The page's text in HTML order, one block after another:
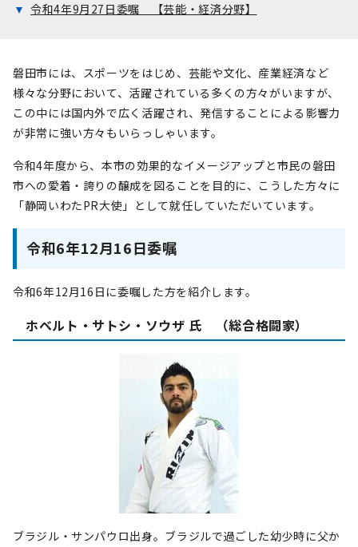
令和4年9月27日委嘱 【芸能・経済分野】
磐田市には、スポーツをはじめ、芸能や文化、産業経済など
様々な分野において、活躍されている多くの方々がいますが、
この中には国内外で広く活躍され、発信することによる影響力
が非常に強い方々もいらっしゃいます。
令和4年度から、本市の効果的なイメージアップと市民の磐田
市への愛着・誇りの醸成を図ることを目的に、こうした方々に
「静岡いわたPR大使」として就任していただいています。
令和6年12月16日委嘱
令和6年12月16日に委嘱した方を紹介します。
ホベルト・サトシ・ソウザ 氏 （総合格闘家）
ブラジル・サンパウロ出身。ブラジルで過ごした幼少時に父か